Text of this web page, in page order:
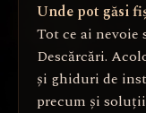
Unde pot găsi
Tot ce ai nevoie
Descărcări.
și ghiduri de
precum și